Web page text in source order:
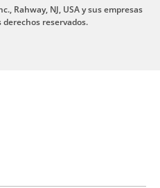
Rahway, NJ, USA y sus empresas
derechos reservados.